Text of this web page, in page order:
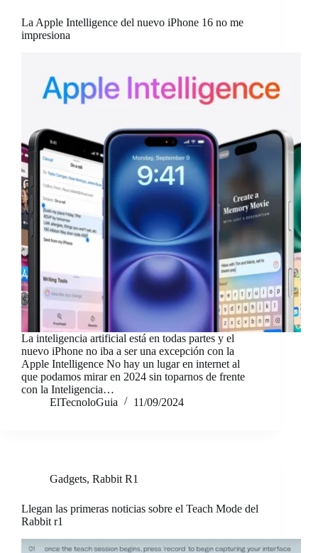
La Apple Intelligence del nuevo iPhone 16 no me
impresiona
La inteligencia artificial está en todas partes y el
nuevo iPhone no iba a ser una excepción con la
Apple Intelligence No hay un lugar en internet al
que podamos mirar en 2024 sin toparnos de frente
con la Inteligencia…
ElTecnoloGuia
11/09/2024
Gadgets, Rabbit R1
Llegan las primeras noticias sobre el Teach Mode del
Rabbit r1